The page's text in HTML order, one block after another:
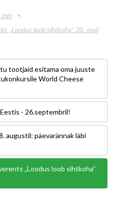
info
„Loodus loob sihtkoha“ 20. mail
tootjaid esitama oma juuste
World Cheese
- 26.septembril!
augustil: päevarännak läbi
„Loodus loob sihtkoha“